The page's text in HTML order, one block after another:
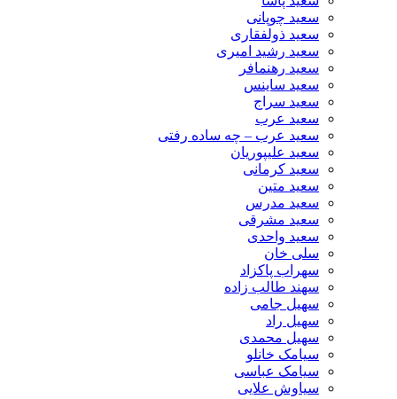
سعید چوپانی
سعید ذولفقاری
سعید رشید امیری
سعید رهنمافر
سعید ساینس
سعید سراج
سعید عرب
سعید عرب – چه ساده رفتی
سعید علیپوریان
سعید کرمانی
سعید متین
سعید مدرس
سعید مشرقی
سعید واحدی
سلی خان
سهراب پاکزاد
سهند طالب زاده
سهیل جامی
سهیل راد
سهیل محمدی
سیامک خانلو
سیامک عباسی
سیاوش علایی